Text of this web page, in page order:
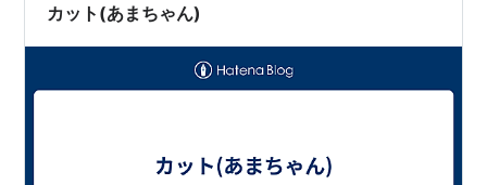
カット(あまちゃん)